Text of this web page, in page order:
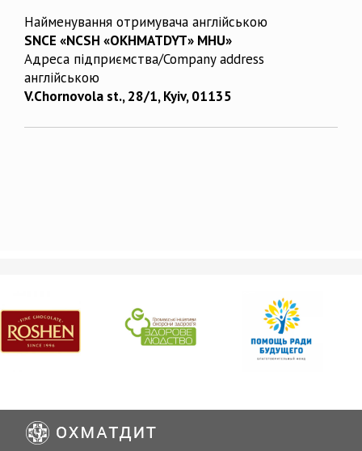
Найменування отримувача англійською
SNCE «NCSH «OKHMATDYT» MHU»
Адреса підприємства/Company address
англійською
V.Chornovola st., 28/1, Kyiv, 01135